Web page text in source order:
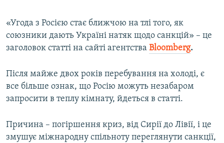
«Угода з Росією стає ближчою на тлі того, як
союзники дають Україні натяк щодо санкцій» – це
заголовок статті на сайті агентства Bloomberg.
Після майже двох років перебування на холоді, є
все більше ознак, що Росію можуть незабаром
запросити в теплу кімнату, йдеться в статті.
Причина – погіршення криз, від Сирії до Лівії, і це
змушує міжнародну спільноту переглянути санкції,